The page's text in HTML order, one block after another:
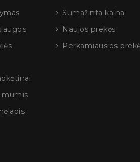
mumis
Sumažinta kaina
Naujos prekės
Perkamiausios